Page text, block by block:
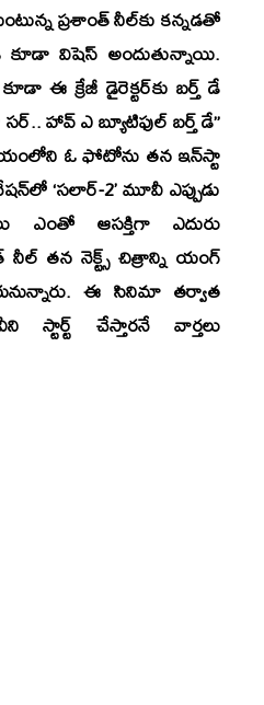
ప్రశాంత్ నీల్‌కు కన్నడతో
కూడా విషెస్ అందుతున్నాయి.
ఈ క్రేజీ డైరెక్టర్‌కు బర్త్ డే
హావ్ ఎ బ్యూటిఫుల్ బర్త్ డే”
ఓ ఫోటోను తన ఇన్‌స్టా
‘సలార్-2’ మూవీ ఎప్పుడు
ఎంతో ఆసక్తిగా ఎదురు
నీల్ తన నెక్ట్స్ చిత్రాన్ని యంగ్
ఈ సినిమా తర్వాత
స్టార్ట్ చేస్తారనే వార్తలు